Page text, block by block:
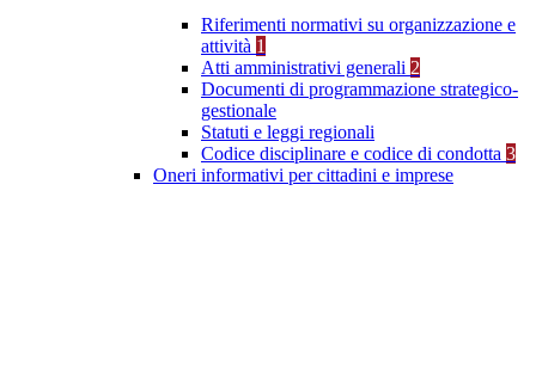
Riferimenti normativi su organizzazione e
attività 1
Atti amministrativi generali 2
Documenti di programmazione strategico-
gestionale
Statuti e leggi regionali
Codice disciplinare e codice di condotta 3
Oneri informativi per cittadini e imprese